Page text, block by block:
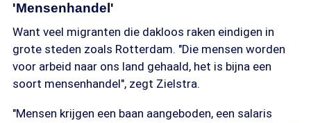
'Mensenhandel'
Want veel migranten die dakloos raken eindigen in
grote steden zoals Rotterdam. "Die mensen worden
voor arbeid naar ons land gehaald, het is bijna een
soort mensenhandel", zegt Zielstra.
"Mensen krijgen een baan aangeboden, een salaris